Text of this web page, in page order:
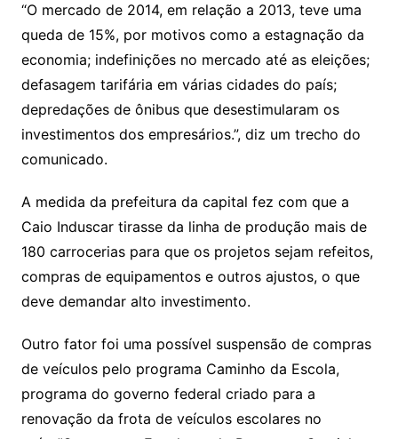
“O mercado de 2014, em relação a 2013, teve uma
queda de 15%, por motivos como a estagnação da
economia; indefinições no mercado até as eleições;
defasagem tarifária em várias cidades do país;
depredações de ônibus que desestimularam os
investimentos dos empresários.”, diz um trecho do
comunicado.
A medida da prefeitura da capital fez com que a
Caio Induscar tirasse da linha de produção mais de
180 carrocerias para que os projetos sejam refeitos,
compras de equipamentos e outros ajustos, o que
deve demandar alto investimento.
Outro fator foi uma possível suspensão de compras
de veículos pelo programa Caminho da Escola,
programa do governo federal criado para a
renovação da frota de veículos escolares no